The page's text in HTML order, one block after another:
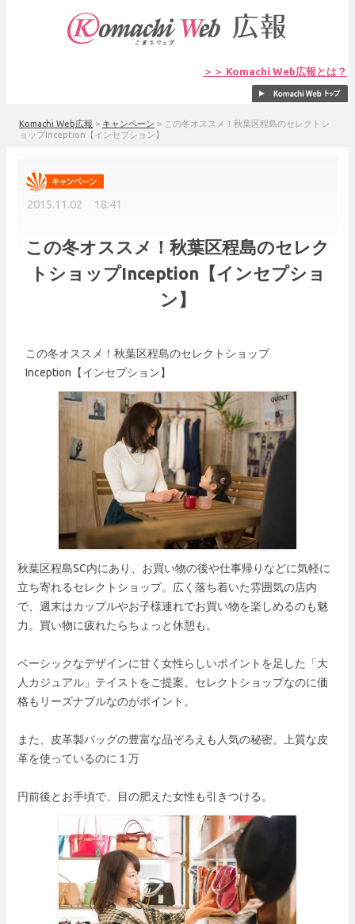
＞＞ Komachi Web広報とは？
Komachi Web広報 > キャンペーン > この冬オススメ！秋葉区程島のセレクトシ
ョップInception【インセプション】
2015.11.02 18:41
この冬オススメ！秋葉区程島のセレク
トショップInception【インセプショ
ン】
この冬オススメ！秋葉区程島のセレクトショップ
Inception【インセプション】
秋葉区程島SC内にあり、お買い物の後や仕事帰りなどに気軽に
立ち寄れるセレクトショップ。広く落ち着いた雰囲気の店内
で、週末はカップルやお子様連れでお買い物を楽しめるのも魅
力。買い物に疲れたらちょっと休憩も。
ベーシックなデザインに甘く女性らしいポイントを足した「大
人カジュアル」テイストをご提案。セレクトショップなのに価
格もリーズナブルなのがポイント。
また、皮革製バッグの豊富な品ぞろえも人気の秘密。上質な皮
革を使っているのに１万
円前後とお手頃で、目の肥えた女性も引きつける。